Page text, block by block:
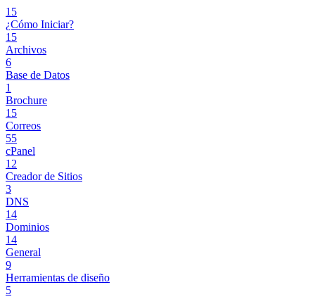
15
¿Cómo Iniciar?
15
Archivos
6
Base de Datos
1
Brochure
15
Correos
55
cPanel
12
Creador de Sitios
3
DNS
14
Dominios
14
General
9
Herramientas de diseño
5